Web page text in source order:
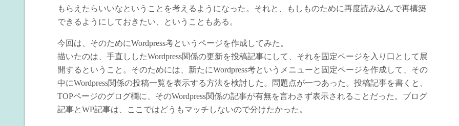
もらえたらいいなということを考えるようになった。それと、もしものために再度読み込んで再構築
できるようにしておきたい、ということもある。
今回は、そのためにWordpress考というページを作成してみた。
描いたのは、手直ししたWordpress関係の更新を投稿記事にして、それを固定ページを入り口として展
開するということ。そのためには、新たにWordpress考というメニューと固定ページを作成して、その
中にWordpress関係の投稿一覧を表示する方法を検討した。問題点が一つあった。投稿記事を書くと、
TOPページのグログ欄に、そのWordpress関係の記事が有無を言わさず表示されることだった。ブログ
記事とWP記事は、ここではどうもマッチしないので分けたかった。